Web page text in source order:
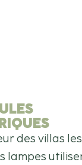
des villas les
lampes